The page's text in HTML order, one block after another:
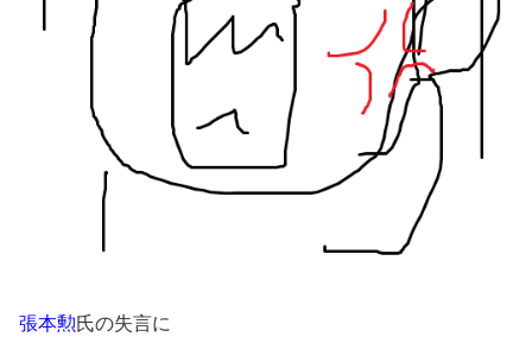
張本勲氏の失言に